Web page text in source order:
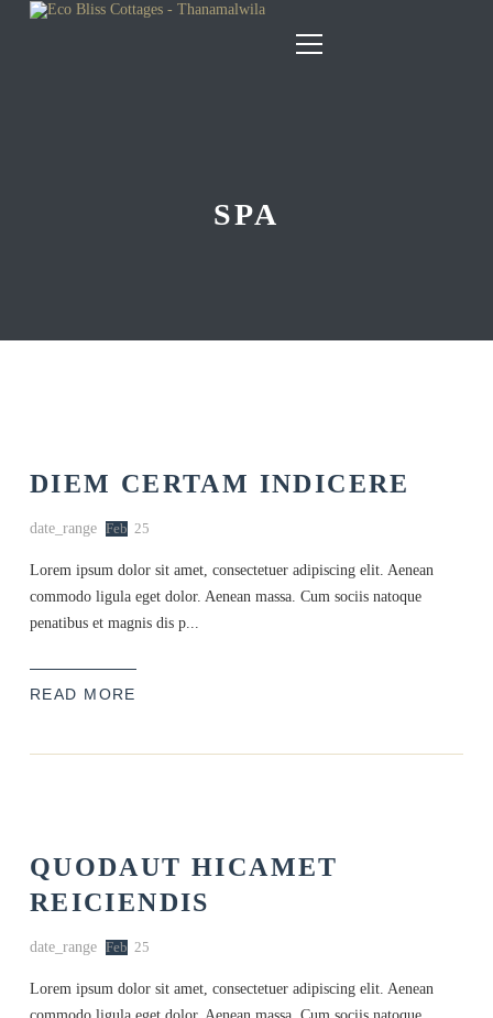
SPA
DIEM CERTAM INDICERE
date_range Feb 25
Lorem ipsum dolor sit amet, consectetuer adipiscing elit. Aenean
commodo ligula eget dolor. Aenean massa. Cum sociis natoque
penatibus et magnis dis p...
READ MORE
QUODAUT HICAMET
REICIENDIS
date_range Feb 25
Lorem ipsum dolor sit amet, consectetuer adipiscing elit. Aenean